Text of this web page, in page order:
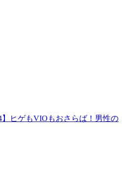
】ヒゲもVIOもおさらば！男性の